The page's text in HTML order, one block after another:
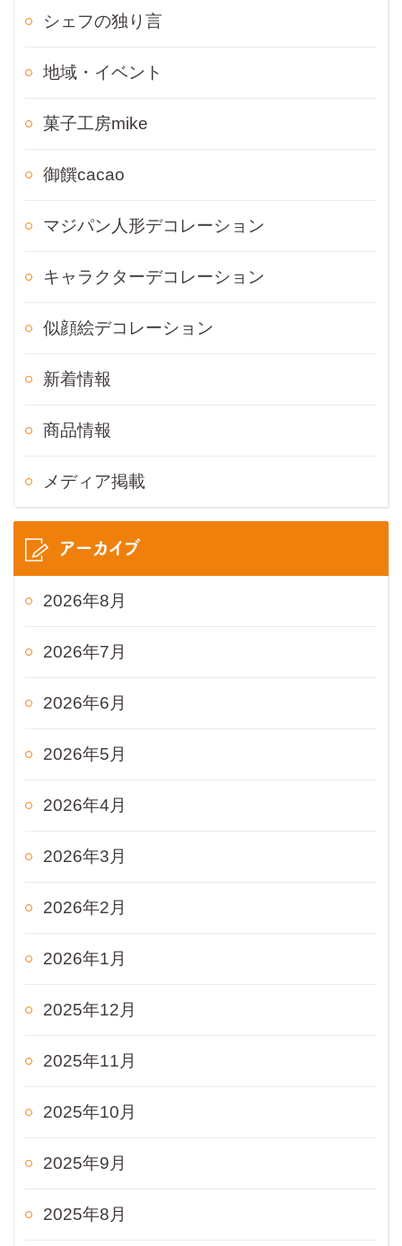
シェフの独り言
地域・イベント
菓子工房mike
御饌cacao
マジパン人形デコレーション
キャラクターデコレーション
似顔絵デコレーション
新着情報
商品情報
メディア掲載
アーカイブ
2026年8月
2026年7月
2026年6月
2026年5月
2026年4月
2026年3月
2026年2月
2026年1月
2025年12月
2025年11月
2025年10月
2025年9月
2025年8月